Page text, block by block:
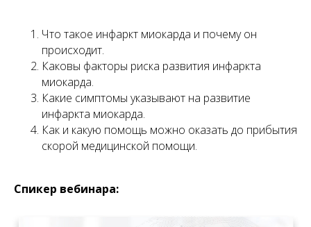
Что такое инфаркт миокарда и почему он
происходит.
Каковы факторы риска развития инфаркта
миокарда.
Какие симптомы указывают на развитие
инфаркта миокарда.
Как и какую помощь можно оказать до прибытия
скорой медицинской помощи.
Спикер вебинара: